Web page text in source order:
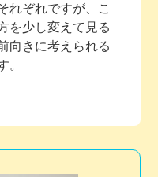
れぞれですが、こ
を少し変えて見る
向きに考えられる
。